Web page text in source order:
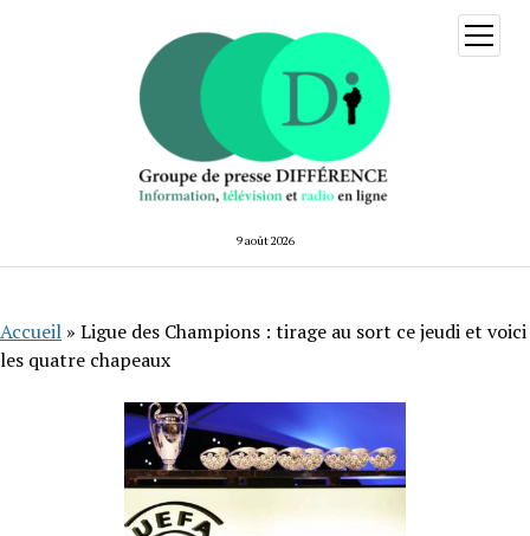
9 août 2026
ouvrir
menu
Accueil » Ligue des Champions : tirage au sort ce jeudi et voici
les quatre chapeaux